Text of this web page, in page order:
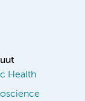
Health